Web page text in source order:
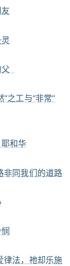
之工与“非常”
和华
同我们的道路
法，祂却乐施